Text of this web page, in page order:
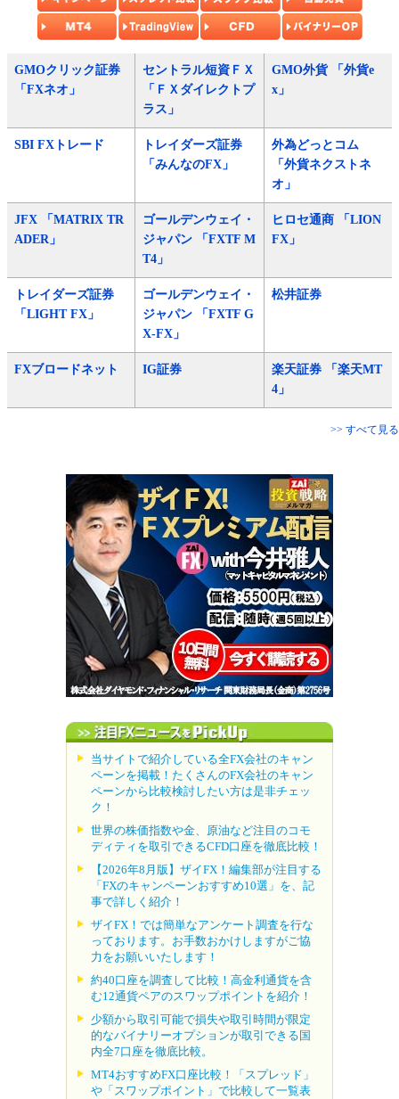
GMOクリック証券
「FXネオ」
セントラル短資ＦＸ
「ＦＸダイレクトプ
ラス」
GMO外貨 「外貨e
x」
SBI FXトレード
トレイダーズ証券
「みんなのFX」
外為どっとコム
「外貨ネクストネ
オ」
JFX 「MATRIX TR
ADER」
ゴールデンウェイ・
ジャパン 「FXTF M
T4」
ヒロセ通商 「LION
FX」
トレイダーズ証券
「LIGHT FX」
ゴールデンウェイ・
ジャパン 「FXTF G
X-FX」
松井証券
FXブロードネット IG証券
楽天証券 「楽天MT
4」
>> すべて見る
当サイトで紹介している全FX会社のキャン
ペーンを掲載！たくさんのFX会社のキャン
ペーンから比較検討したい方は是非チェッ
ク！
世界の株価指数や金、原油など注目のコモ
ディティを取引できるCFD口座を徹底比較！
【2026年8月版】ザイFX！編集部が注目する
「FXのキャンペーンおすすめ10選」を、記
事で詳しく紹介！
ザイFX！では簡単なアンケート調査を行な
っております。お手数おかけしますがご協
力をお願いいたします！
約40口座を調査して比較！高金利通貨を含
む12通貨ペアのスワップポイントを紹介！
少額から取引可能で損失や取引時間が限定
的なバイナリーオプションが取引できる国
内全7口座を徹底比較。
MT4おすすめFX口座比較！「スプレッド」
や「スワップポイント」で比較して一覧表